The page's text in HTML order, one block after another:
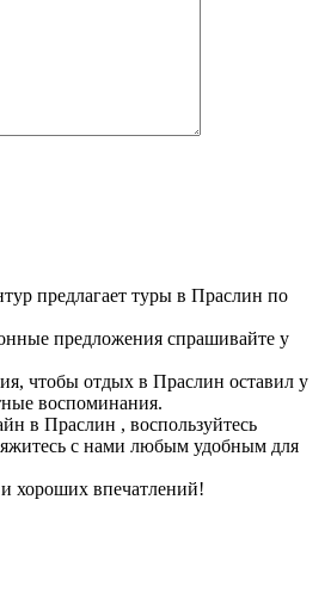
предлагает туры в Праслин по
предложения спрашивайте у
чтобы отдых в Праслин оставил у
воспоминания.
в Праслин , воспользуйтесь
с нами любым удобным для
хороших впечатлений!